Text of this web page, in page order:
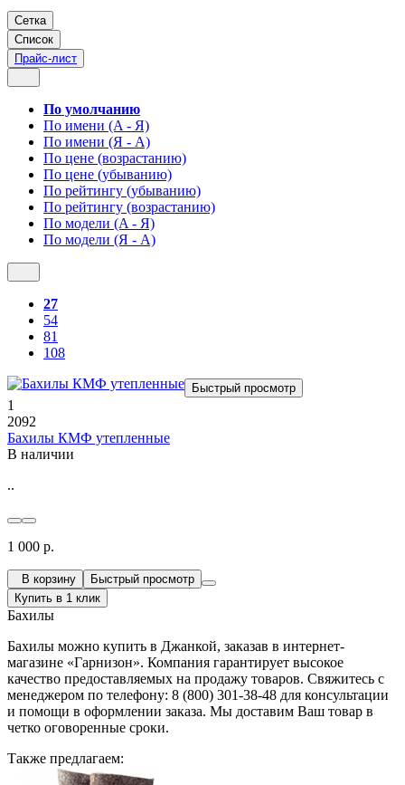
Сетка
Список
Прайс-лист
По умолчанию
По имени (A - Я)
По имени (Я - A)
По цене (возрастанию)
По цене (убыванию)
По рейтингу (убыванию)
По рейтингу (возрастанию)
По модели (A - Я)
По модели (Я - A)
27
54
81
108
Быстрый просмотр
1
2092
Бахилы КМФ утепленные
В наличии
..
1 000 р.
В корзину
Быстрый просмотр
Купить в 1 клик
Бахилы
Бахилы можно купить в Джанкой, заказав в интернет-
магазине «Гарнизон». Компания гарантирует высокое
качество предоставляемых на продажу товаров. Свяжитесь с
менеджером по телефону: 8 (800) 301-38-48 для консультации
и помощи в оформлении заказа. Мы доставим Ваш товар в
четко оговоренные сроки.
Также предлагаем: